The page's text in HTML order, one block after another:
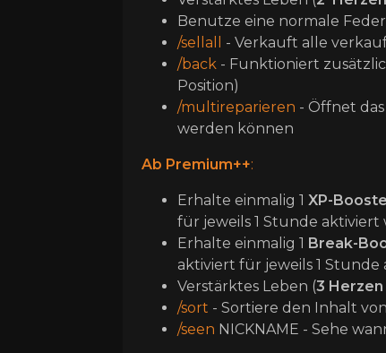
Benutze eine normale
/sellall - Verkauft alle
/back - Funktioniert
Position)
/multireparieren - Öffnet
werden können
Ab Premium++:
Erhalte einmalig 1 XP-
für jeweils 1 Stunde
Erhalte einmalig 1 Break-
aktiviert für jeweils 1
Verstärktes Leben (3
/sort - Sortiere den Inhalt
/seen NICKNAME - Sehe